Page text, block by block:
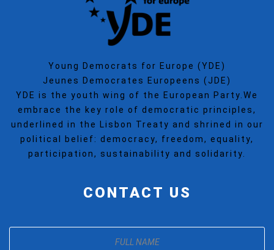
Young Democrats for Europe (YDE)
Jeunes Democrates Europeens (JDE)
YDE is the youth wing of the European Party.We
embrace the key role of democratic principles,
underlined in the Lisbon Treaty and shrined in our
political belief: democracy, freedom, equality,
participation, sustainability and solidarity.
CONTACT US